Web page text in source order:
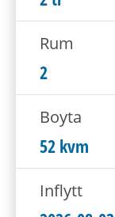
Rum
2
Boyta
52 kvm
Inflytt